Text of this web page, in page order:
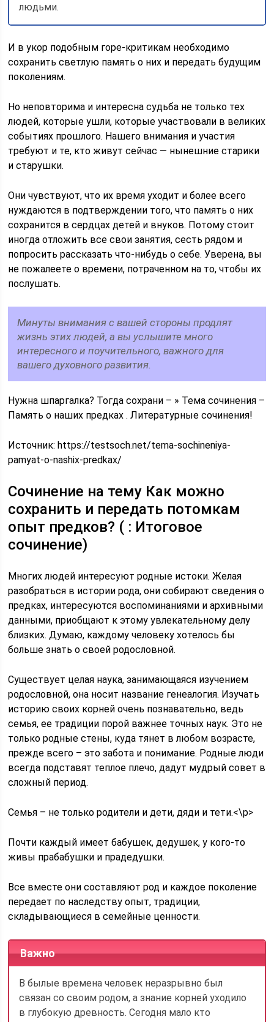
людьми.
И в укор подобным горе-критикам необходимо
сохранить светлую память о них и передать будущим
поколениям.
Но неповторима и интересна судьба не только тех
людей, которые ушли, которые участвовали в великих
событиях прошлого. Нашего внимания и участия
требуют и те, кто живут сейчас — нынешние старики
и старушки.
Они чувствуют, что их время уходит и более всего
нуждаются в подтверждении того, что память о них
сохранится в сердцах детей и внуков. Потому стоит
иногда отложить все свои занятия, сесть рядом и
попросить рассказать что-нибудь о себе. Уверена, вы
не пожалеете о времени, потраченном на то, чтобы их
послушать.
Минуты внимания с вашей стороны продлят
жизнь этих людей, а вы услышите много
интересного и поучительного, важного для
вашего духовного развития.
Нужна шпаргалка? Тогда сохрани – » Тема сочинения –
Память о наших предках . Литературные сочинения!
Источник:https://testsoch.net/tema-sochineniya-
pamyat-o-nashix-predkax/
Сочинение на тему Как можно
сохранить и передать потомкам
опыт предков? ( : Итоговое
сочинение)
Многих людей интересуют родные истоки. Желая
разобраться в истории рода, они собирают сведения о
предках, интересуются воспоминаниями и архивными
данными, приобщают к этому увлекательному делу
близких. Думаю, каждому человеку хотелось бы
больше знать о своей родословной.
Существует целая наука, занимающаяся изучением
родословной, она носит название генеалогия. Изучать
историю своих корней очень познавательно, ведь
семья, ее традиции порой важнее точных наук. Это не
только родные стены, куда тянет в любом возрасте,
прежде всего – это забота и понимание. Родные люди
всегда подставят теплое плечо, дадут мудрый совет в
сложный период.
Семья – не только родители и дети, дяди и тети.<\p>
Почти каждый имеет бабушек, дедушек, у кого-то
живы прабабушки и прадедушки.
Все вместе они составляют род и каждое поколение
передает по наследству опыт, традиции,
складывающиеся в семейные ценности.
Важно
В былые времена человек неразрывно был
связан со своим родом, а знание корней уходило
в глубокую древность. Сегодня мало кто